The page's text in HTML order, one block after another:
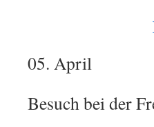
05. April
Besuch bei der